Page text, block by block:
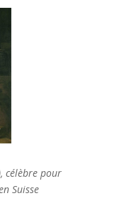
célèbre pour
Suisse